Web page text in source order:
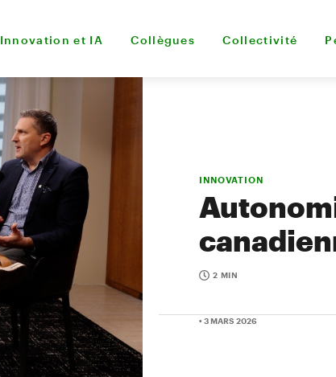
Innovation et IA Collègues Collectivité
INNOVATION
2 MIN
• 3 MARS 2026